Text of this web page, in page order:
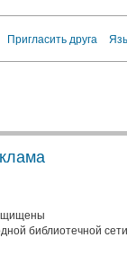
Пригласить друга
библиотечной